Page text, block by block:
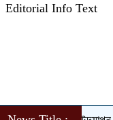
Editorial Info Text